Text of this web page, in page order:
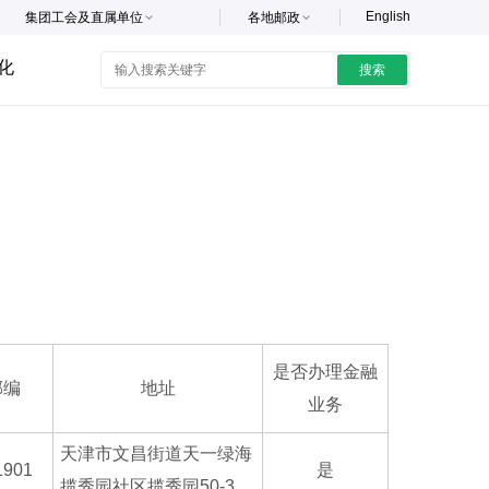
English
各地邮政
集团工会及直属单位
搜索
地址
是否办理金融
业务
天津市文昌街道天一绿海
是